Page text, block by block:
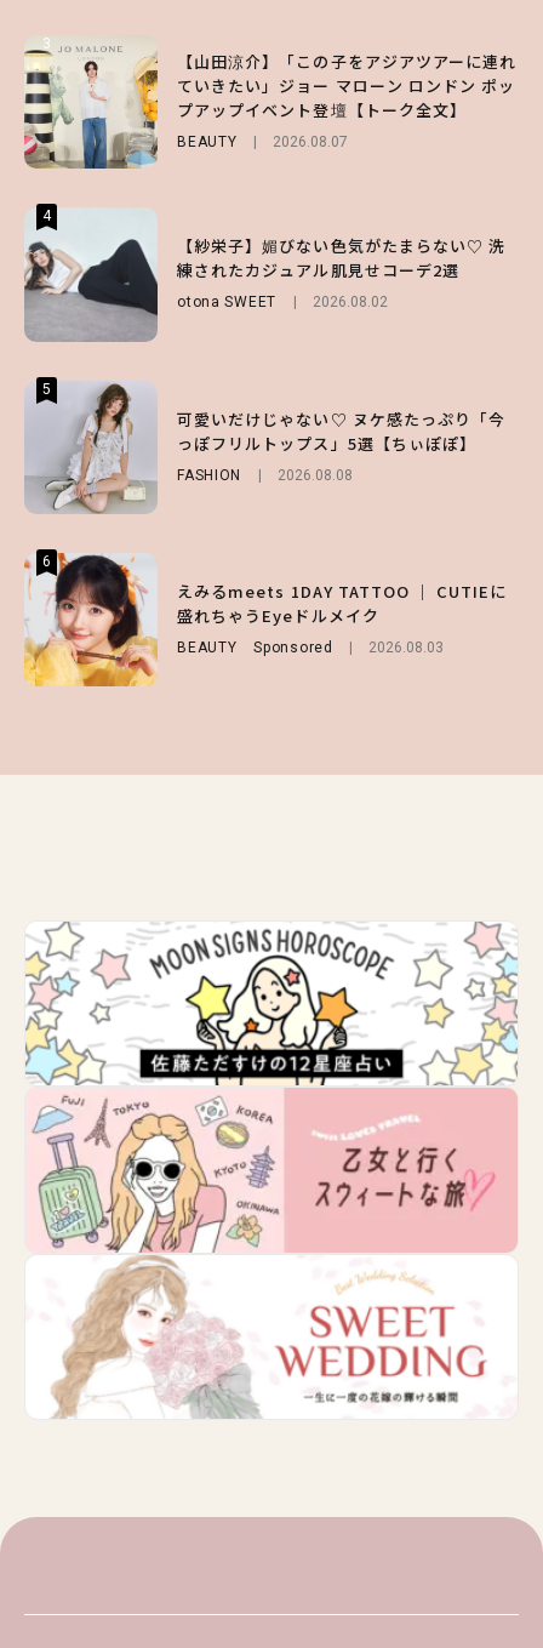
3
【山田涼介】「この子をアジアツアーに連れ
ていきたい」ジョー マローン ロンドン ポッ
プアップイベント登壇【トーク全文】
BEAUTY 2026.08.07
4
【紗栄子】媚びない色気がたまらない♡ 洗
練されたカジュアル肌見せコーデ2選
otona SWEET 2026.08.02
5
可愛いだけじゃない♡ ヌケ感たっぷり「今
っぽフリルトップス」5選【ちぃぽぽ】
FASHION 2026.08.08
6
えみるmeets 1DAY TATTOO ｜ CUTIEに
盛れちゃうEyeドルメイク
BEAUTY Sponsored 2026.08.03
3
【ハローキティ】がスシローと初コラボ♡
第1弾の気になるメニュー＆限定グッズを総
チェック！
LIFESTYLE 2026.07.31
4
【SNIDEL】長濱ねるとロマンティックトラ
ッドな秋はじめ｜2026秋の新作コーデ4選
FASHION Sponsored 2026.07.10
5
【ALD1】グループの魅力＆素顔に迫る♡ 一
問一答をお届け！【sweet web独占】
ENTERTAINMENT 2026.08.03
6
【庄司浩平】初デートの勝負服は？夏の思い
出や最近のハマりものを深掘り
ENTERTAINMENT 2026.08.08
3
【谷まりあ】夏は“シアースカート”でさり
げなく肌見せ！透け感のニュアンスを楽しめ
るマストハブアイテム4選
FASHION 2026.07.19
4
【ハローキティ】がスシローと初コラボ♡
第1弾の気になるメニュー＆限定グッズを総
チェック！
2026.07.31
5
月直伝♡ ドライシャンプー「バティスト」
を使ったプロ級スタイリング3選
Sponsored
6
ー＆可愛すぎる「大人の肌見せ」トップス3
選
2026.07.19